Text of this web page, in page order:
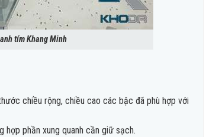
tím Khang Minh
chiều rộng, chiều cao các bậc đã phù hợp với
hợp phần xung quanh cần giữ sạch.